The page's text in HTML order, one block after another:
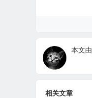
本文由
相关文章